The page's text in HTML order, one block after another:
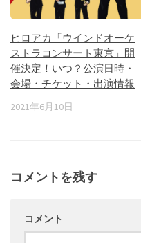
ヒロアカ「ウインドオーケ
ストラコンサート東京」開
催決定！いつ？公演日時・
会場・チケット・出演情報
2021年6月10日
コメントを残す
コメント